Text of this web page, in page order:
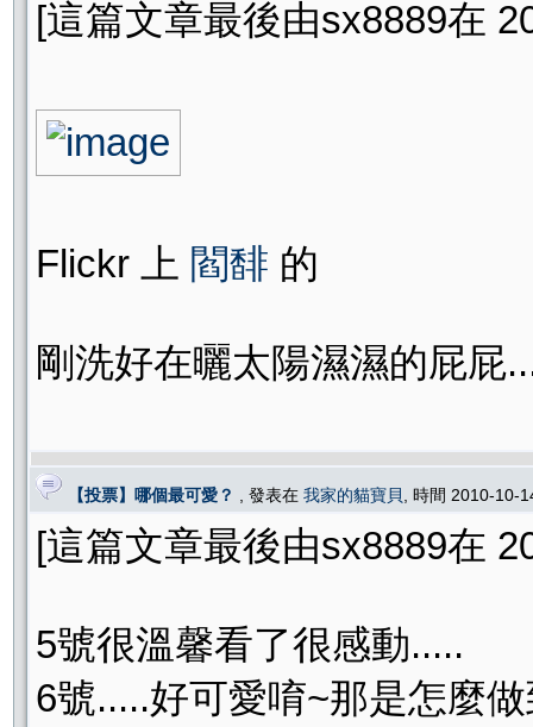
[這篇文章最後由sx8889在
Flickr 上 閻馡 的
剛洗好在曬太陽濕濕的屁屁
【投票】哪個最可愛？ , 發表在 我家的貓寶貝 , 時間 2010-10-
[這篇文章最後由sx8889在
5號很溫馨看了很感動.....
6號.....好可愛唷~那是怎麼